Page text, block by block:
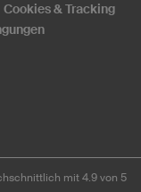
Cookies & Tracking
mit 4.9 von 5